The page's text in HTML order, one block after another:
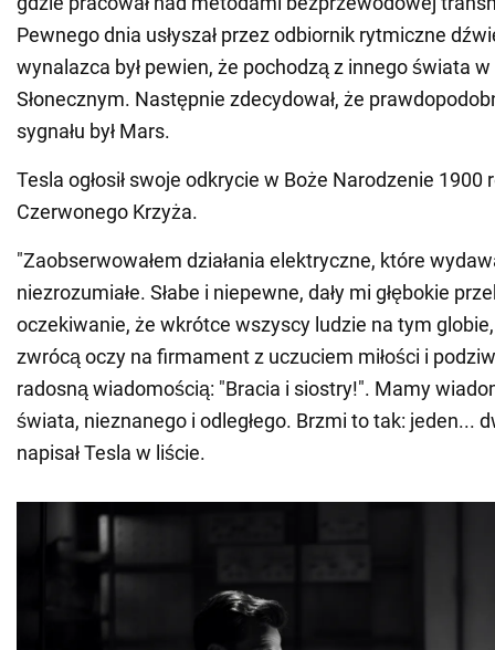
Pewnego dnia usłyszał przez odbiornik rytmiczne
wynalazca był pewien, że pochodzą z innego świata w
Słonecznym. Następnie zdecydował, że
sygnału był Mars.
Tesla ogłosił swoje odkrycie w Boże Narodzenie 1900
Czerwonego Krzyża.
"Zaobserwowałem działania elektryczne, które
niezrozumiałe. Słabe i niepewne, dały mi głębokie
oczekiwanie, że wkrótce wszyscy ludzie na tym
zwrócą oczy na firmament z uczuciem miłości i
radosną wiadomością: "Bracia i siostry!". Mamy
świata, nieznanego i odległego. Brzmi to tak: jeden...
napisał Tesla w liście.